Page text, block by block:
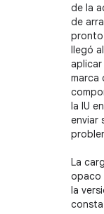
de la
de
pronto
llegó
marca
la IU
enviar
La
opaco
la